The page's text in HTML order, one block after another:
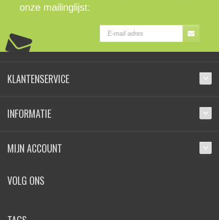
onze mailinglijst:
KLANTENSERVICE
INFORMATIE
MIJN ACCOUNT
VOLG ONS